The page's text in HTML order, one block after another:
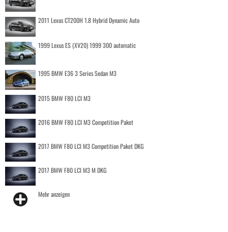
2011 Lexus CT200H 1.8 Hybrid Dynamic Auto
1999 Lexus ES (XV20) 1999 300 automatic
1995 BMW E36 3 Series Sedan M3
2015 BMW F80 LCI M3
2016 BMW F80 LCI M3 Competition Paket
2017 BMW F80 LCI M3 Competition Paket DKG
2017 BMW F80 LCI M3 M DKG
Mehr anzeigen